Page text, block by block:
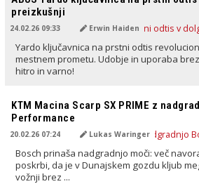
preizkušnji
24.02.26 09:33 Erwin Haiden
Yardo ključavnica na prstni odtis
mestnem prometu. Udobje in uporaba
hitro in varno!
KTM Macina Scarp SX PRIME z
Performance
20.02.26 07:24 Lukas Waringer
Bosch prinaša nadgradnjo moči: več
poskrbi, da je v Dunajskem gozdu kljub
vožnji brez ...